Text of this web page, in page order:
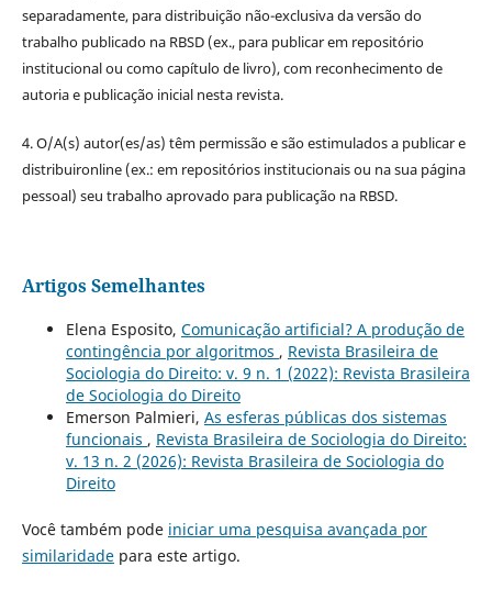
separadamente, para distribuição não-exclusiva da versão do
trabalho publicado na RBSD (ex., para publicar em repositório
institucional ou como capítulo de livro), com reconhecimento de
autoria e publicação inicial nesta revista.
4. O/A(s) autor(es/as) têm permissão e são estimulados a publicar e
distribuironline (ex.: em repositórios institucionais ou na sua página
pessoal) seu trabalho aprovado para publicação na RBSD.
Artigos Semelhantes
Elena Esposito, Comunicação artificial? A produção de
contingência por algoritmos , Revista Brasileira de
Sociologia do Direito: v. 9 n. 1 (2022): Revista Brasileira
de Sociologia do Direito
Emerson Palmieri, As esferas públicas dos sistemas
funcionais , Revista Brasileira de Sociologia do Direito:
v. 13 n. 2 (2026): Revista Brasileira de Sociologia do
Direito
Você também pode iniciar uma pesquisa avançada por
similaridadepara este artigo.